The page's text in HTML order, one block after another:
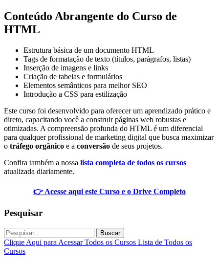
Conteúdo Abrangente do Curso de
HTML
Estrutura básica de um documento HTML
Tags de formatação de texto (títulos, parágrafos, listas)
Inserção de imagens e links
Criação de tabelas e formulários
Elementos semânticos para melhor SEO
Introdução a CSS para estilização
Este curso foi desenvolvido para oferecer um aprendizado prático e
direto, capacitando você a construir páginas web robustas e
otimizadas. A compreensão profunda do HTML é um diferencial
para qualquer profissional de marketing digital que busca maximizar
o tráfego orgânico e a conversão de seus projetos.
Confira também a nossa lista completa de todos os cursos
atualizada diariamente.
👉 Acesse aqui este Curso e o Drive Completo
Pesquisar
Buscar
Clique Aqui para Acessar Todos os Cursos Lista de Todos os
Cursos